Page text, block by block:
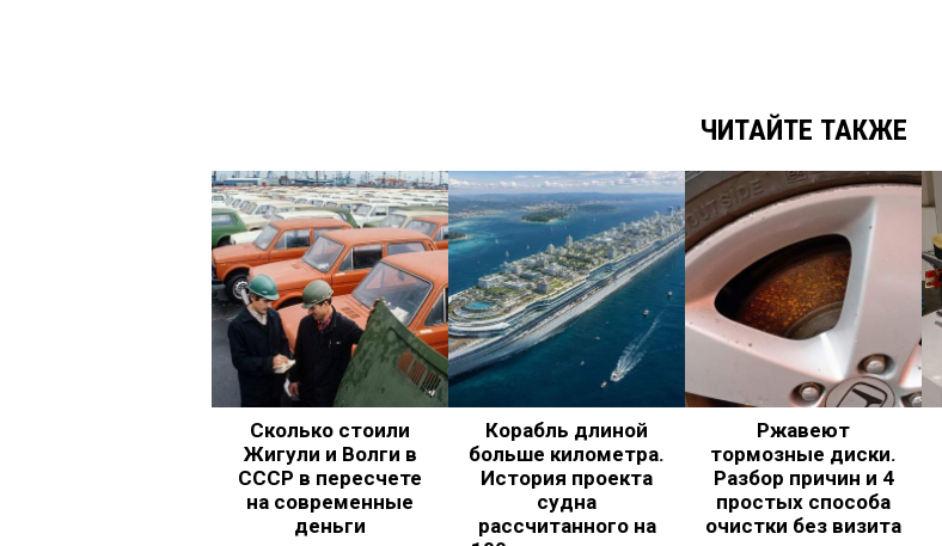
ЧИТАЙТЕ ТАКЖЕ
Сколько стоили
Жигули и Волги в
СССР в пересчете
на современные
деньги
Корабль длиной
больше километра.
История проекта
судна
рассчитанного на
Ржавеют
тормозные диски.
Разбор причин и 4
простых способа
очистки без визита